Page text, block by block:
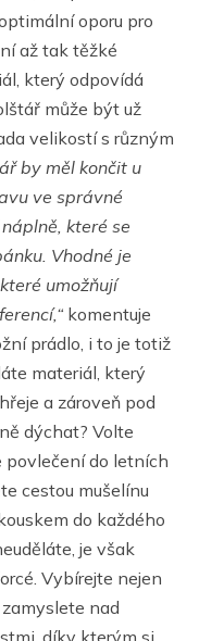
oporu pro
až tak těžké
který odpovídá
může být už
velikostí s různým
by měl končit u
ve správné
které se
Vhodné je
umožňují
komentuje
prádlo, i to je totiž
materiál, který
a zároveň pod
dýchat? Volte
povlečení do letních
cestou mušelínu
do každého
je však
Vybírejte nejen
nad
díky kterým si